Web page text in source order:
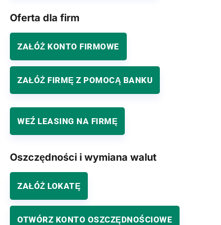
Oferta dla firm
ZAŁÓŻ KONTO FIRMOWE
ZAŁÓŻ FIRMĘ Z POMOCĄ BANKU
WEŹ LEASING NA FIRMĘ
Oszczędności i wymiana walut
ZAŁÓŻ LOKATĘ
OTWÓRZ KONTO OSZCZĘDNOŚCIOWE